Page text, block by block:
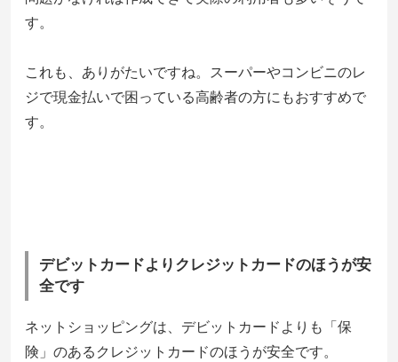
す。
これも、ありがたいですね。スーパーやコンビニのレ
ジで現金払いで困っている高齢者の方にもおすすめで
す。
デビットカードよりクレジットカードのほうが安
全です
ネットショッピングは、デビットカードよりも「保
険」のあるクレジットカードのほうが安全です。